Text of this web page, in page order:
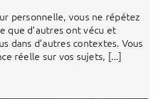
personnelle, vous ne répétez
que d’autres ont vécu et
dans d’autres contextes. Vous
réelle sur vos sujets, [...]